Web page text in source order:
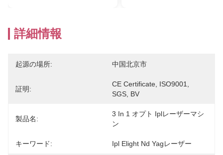
詳細情報
起源の場所: 中国北京市
証明:
CE Certificate, ISO9001,
SGS, BV
製品名:
3 In 1 オプト Iplレーザーマシ
ン
キーワード: Ipl Elight Nd Yagレーザー